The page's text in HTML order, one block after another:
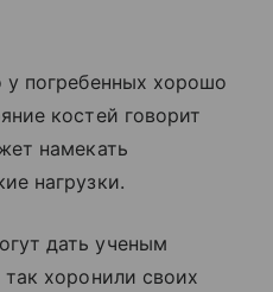
у погребенных хорошо
костей говорит
намекать
нагрузки.
дать ученым
хоронили своих